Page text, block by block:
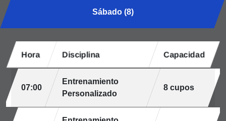
Sábado (8)
Hora Disciplina Capacidad
07:00
Entrenamiento
Personalizado
8 cupos